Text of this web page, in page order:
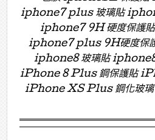
iphone7 plus 玻璃貼
iphone7 9H 硬度保護
iphone7 plus 9H硬度保
iphone8 玻璃貼
iPhone 8 Plus 鋼保護貼
iPhone XS Plus 鋼化玻